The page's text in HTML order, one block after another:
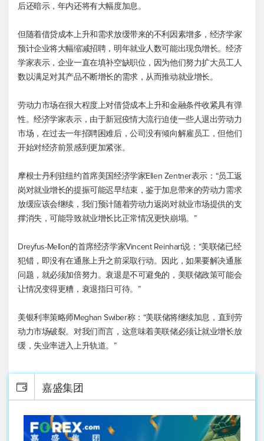
后还暗示，年内还将有大幅度加息。
但随着借贷成本上升和需求放缓带来的不利因素增多，经济学家
预计企业将大幅缩减招聘，明年就业人数可能出现负增长。经济
学家表示，企业一直在填补空缺职位，因为他们努力扩大员工人
数以满足对其产品不断增长的需求，从而推动就业增长。
劳动力市场在很大程度上对借贷成本上升和金融条件收紧具有弹
性。经济学家表示，由于新冠疫情大流行迫使一些人退出劳动力
市场，在过去一年招聘困难后，公司没有倾向解雇员工，但他们
开始对经济前景感到更加紧张。
摩根士丹利驻纽约首席美国经济学家Ellen Zentner表示：“员工返
岗对就业增长的提振可能迟早结束，鉴于加息带来的劳动力需求
放缓应该会继续，我们预计随着劳动力返岗对就业市场提供的支
撑消失，可能导致就业增长比正常情况更快崩塌。”
Dreyfus-Mellon的首席经济学家Vincent Reinhart说：“美联储已经
犯错，即没有在通胀上升之前采取行动。因此，如果要解决通胀
问题，就必须加倍努力。衰退是不可避免的，美联储政策可能会
让情况变得更糟，衰退指日可待。”
美银利率策略师Meghan Swiber称：“美联储将继续加息，直到劳
动力市场破裂。对我们而言，这意味着美联储必须让就业增长放
缓，失业率进入上升轨道。”
嘉盛集团